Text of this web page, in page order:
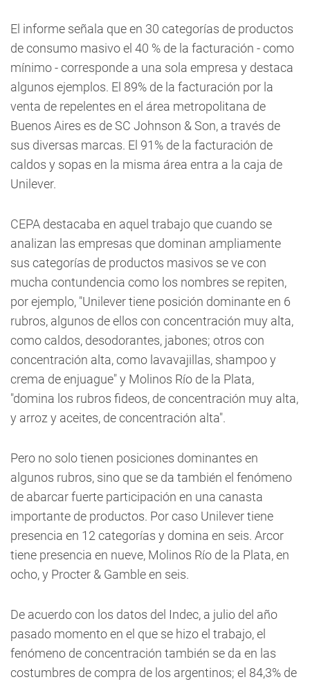
El informe señala que en 30 categorías de productos
de consumo masivo el 40 % de la facturación - como
mínimo - corresponde a una sola empresa y destaca
algunos ejemplos. El 89% de la facturación por la
venta de repelentes en el área metropolitana de
Buenos Aires es de SC Johnson & Son, a través de
sus diversas marcas. El 91% de la facturación de
caldos y sopas en la misma área entra a la caja de
Unilever.
CEPA destacaba en aquel trabajo que cuando se
analizan las empresas que dominan ampliamente
sus categorías de productos masivos se ve con
mucha contundencia como los nombres se repiten,
por ejemplo, "Unilever tiene posición dominante en 6
rubros, algunos de ellos con concentración muy alta,
como caldos, desodorantes, jabones; otros con
concentración alta, como lavavajillas, shampoo y
crema de enjuague" y Molinos Río de la Plata,
"domina los rubros fideos, de concentración muy alta,
y arroz y aceites, de concentración alta".
Pero no solo tienen posiciones dominantes en
algunos rubros, sino que se da también el fenómeno
de abarcar fuerte participación en una canasta
importante de productos. Por caso Unilever tiene
presencia en 12 categorías y domina en seis. Arcor
tiene presencia en nueve, Molinos Río de la Plata, en
ocho, y Procter & Gamble en seis.
De acuerdo con los datos del Indec, a julio del año
pasado momento en el que se hizo el trabajo, el
fenómeno de concentración también se da en las
costumbres de compra de los argentinos; el 84,3% de